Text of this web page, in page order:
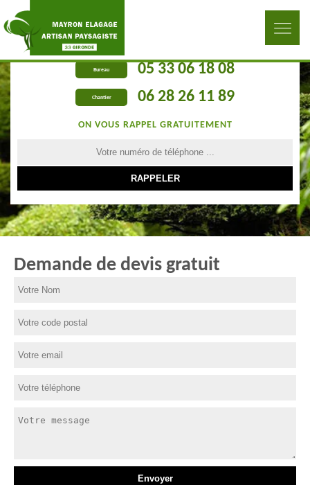
Bureau 05 33 06 18 08
Chantier 06 28 26 11 89
ON VOUS RAPPEL GRATUITEMENT
Demande de devis gratuit